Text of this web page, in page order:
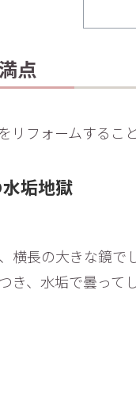
点
リフォームするこ
垢地獄
横長の大きな鏡で
き、水垢で曇って